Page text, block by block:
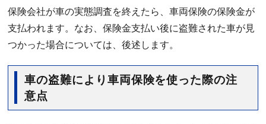
保険会社が車の実態調査を終えたら、車両保険の保険金が
支払われます。なお、保険金支払い後に盗難された車が見
つかった場合については、後述します。
車の盗難により車両保険を使った際の注
意点